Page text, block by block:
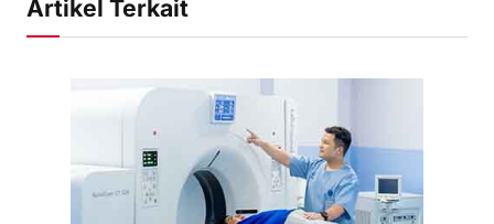
Artikel Terkait